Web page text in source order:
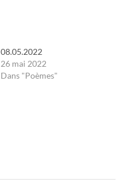
08.05.2022
26 mai 2022
Dans "Poèmes"